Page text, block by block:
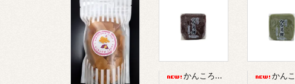
かんころ餅 小 (むらさき芋) かんころ餅 小（よ